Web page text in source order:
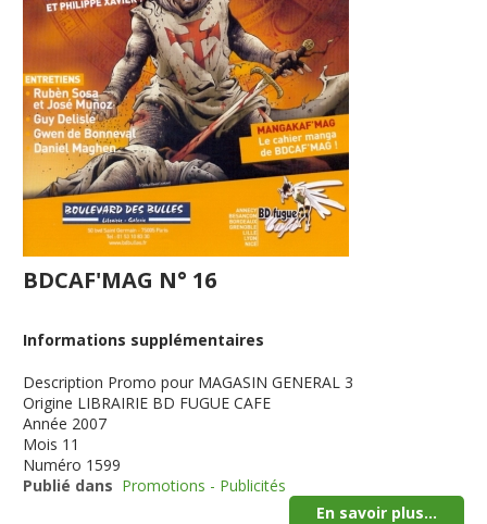
BDCAF'MAG N° 16
Informations supplémentaires
Description Promo pour MAGASIN GENERAL 3
Origine LIBRAIRIE BD FUGUE CAFE
Année 2007
Mois 11
Numéro 1599
Publié dans Promotions - Publicités
En savoir plus...